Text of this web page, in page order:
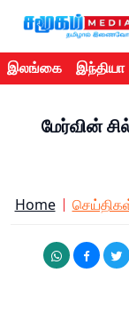
இலங்கை இந்தியா
மேர்வின்
Home